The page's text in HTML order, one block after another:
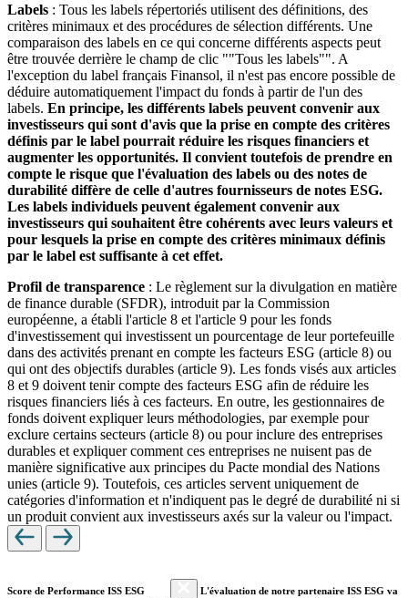
Labels : Tous les labels répertoriés utilisent des définitions, des
critères minimaux et des procédures de sélection différents. Une
comparaison des labels en ce qui concerne différents aspects peut
être trouvée derrière le champ de clic ""Tous les labels"". A
l'exception du label français Finansol, il n'est pas encore possible de
déduire automatiquement l'impact du fonds à partir de l'un des
labels. En principe, les différents labels peuvent convenir aux
investisseurs qui sont d'avis que la prise en compte des critères
définis par le label pourrait réduire les risques financiers et
augmenter les opportunités. Il convient toutefois de prendre en
compte le risque que l'évaluation des labels ou des notes de
durabilité diffère de celle d'autres fournisseurs de notes ESG.
Les labels individuels peuvent également convenir aux
investisseurs qui souhaitent être cohérents avec leurs valeurs et
pour lesquels la prise en compte des critères minimaux définis
par le label est suffisante à cet effet.
Profil de transparence : Le règlement sur la divulgation en matière
de finance durable (SFDR), introduit par la Commission
européenne, a établi l'article 8 et l'article 9 pour les fonds
d'investissement qui investissent un pourcentage de leur portefeuille
dans des activités prenant en compte les facteurs ESG (article 8) ou
qui ont des objectifs durables (article 9). Les fonds visés aux articles
8 et 9 doivent tenir compte des facteurs ESG afin de réduire les
risques financiers liés à ces facteurs. En outre, les gestionnaires de
fonds doivent expliquer leurs méthodologies, par exemple pour
exclure certains secteurs (article 8) ou pour inclure des entreprises
durables et expliquer comment ces entreprises ne nuisent pas de
manière significative aux principes du Pacte mondial des Nations
unies (article 9). Toutefois, ces articles servent uniquement de
catégories d'information et n'indiquent pas le degré de durabilité ni si
un produit convient aux investisseurs axés sur la valeur ou l'impact.
Score de Performance ISS ESG
L'évaluation de notre partenaire ISS ESG va